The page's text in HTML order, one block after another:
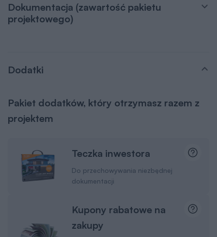
Dokumentacja (zawartość pakietu
projektowego)
Dodatki
Pakiet dodatków, który otrzymasz razem z
projektem
Teczka inwestora
Do przechowywania niezbędnej
dokumentacji
Kupony rabatowe na
zakupy